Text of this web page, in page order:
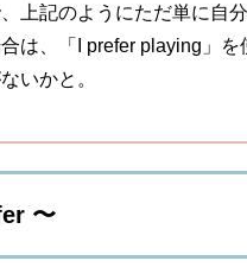
上記のようにただ単に自
は、「I prefer playing」を
いかと。
〜